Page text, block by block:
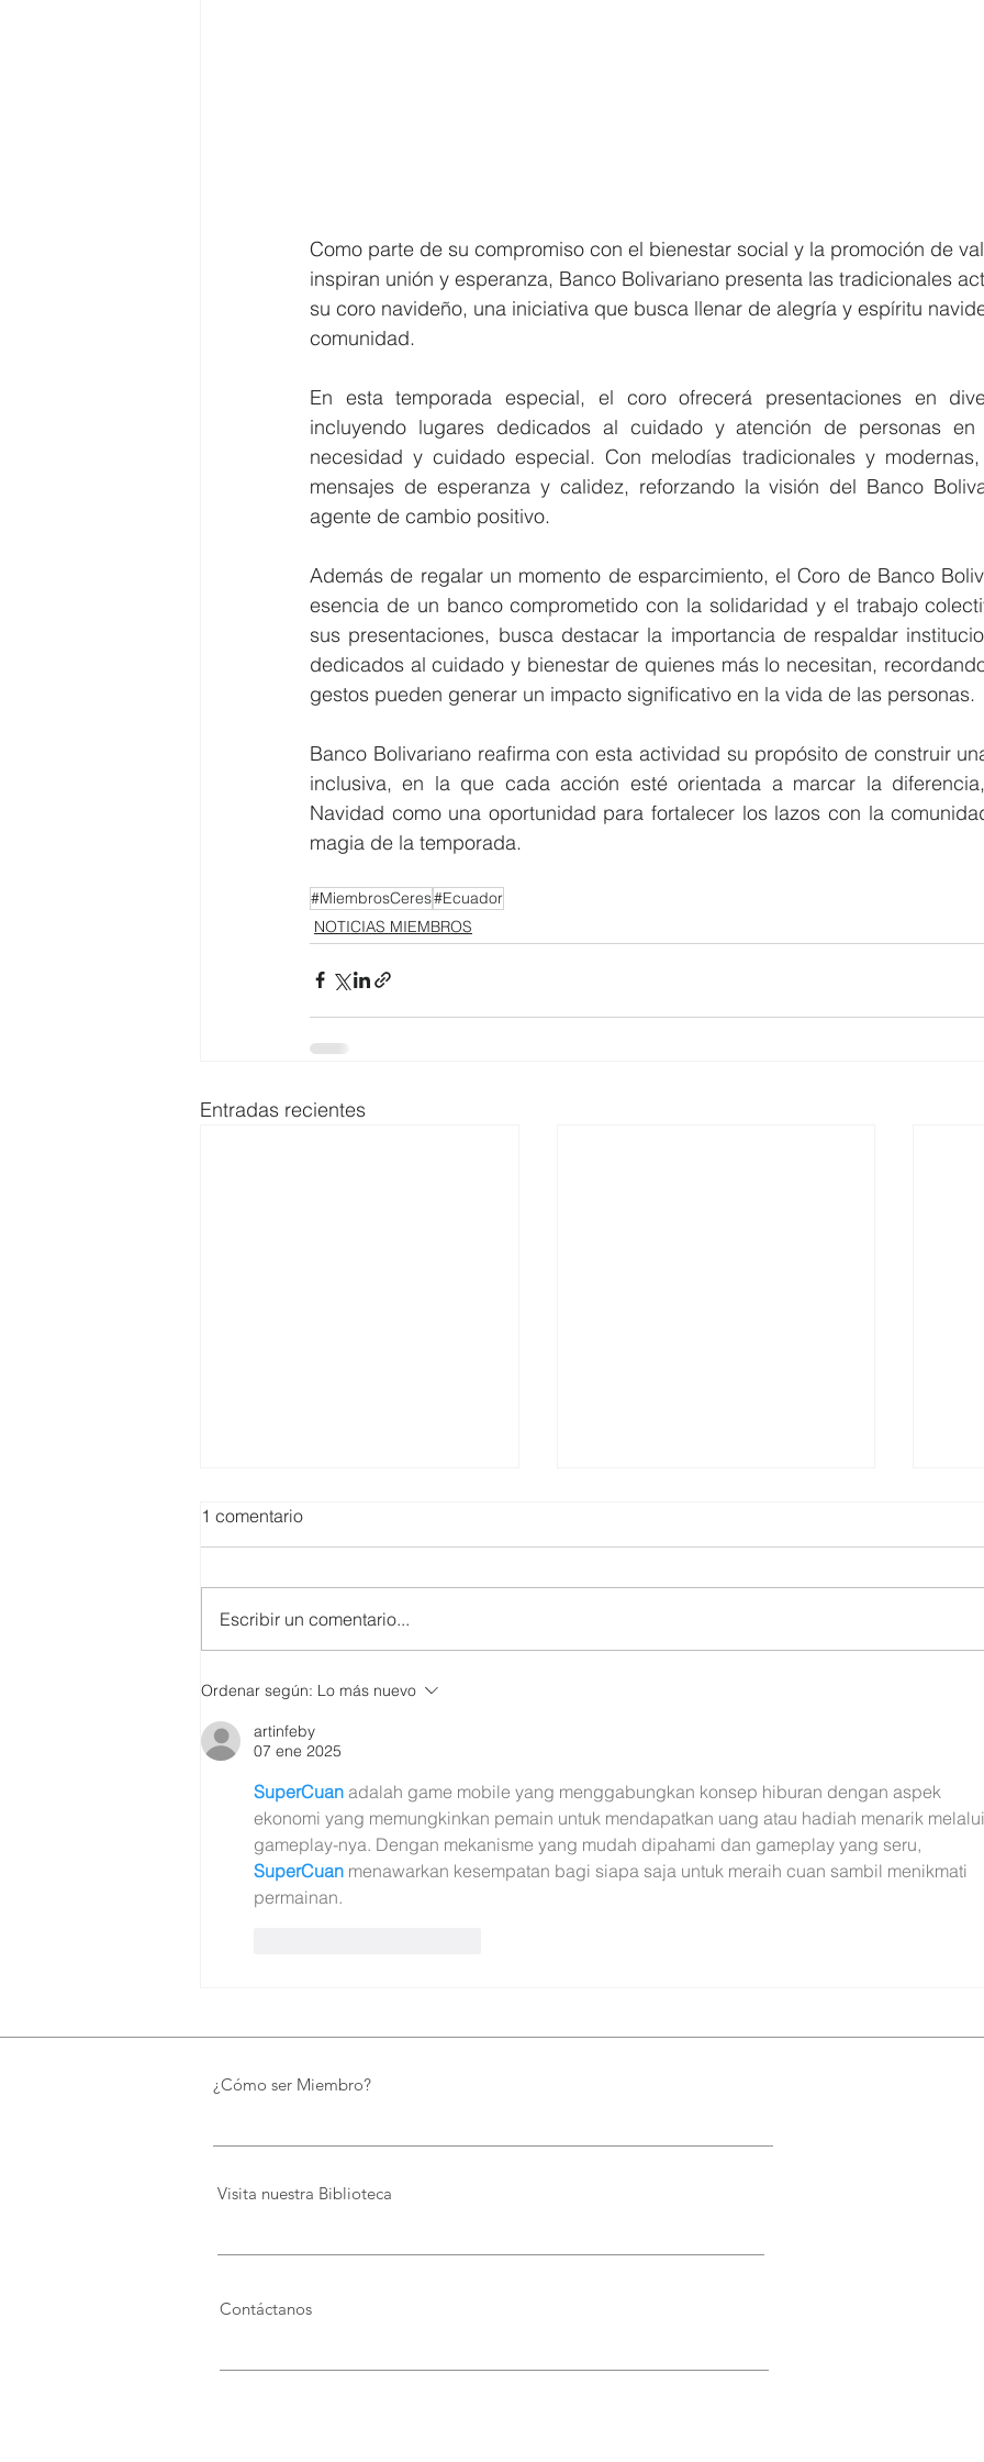
Como parte de su compromiso con el bienestar social y la promoción de
inspiran unión y esperanza, Banco Bolivariano presenta las tradicionales
su coro navideño, una iniciativa que busca llenar de alegría y espíritu
comunidad.
En esta temporada especial, el coro ofrecerá presentaciones en
incluyendo lugares dedicados al cuidado y atención de personas en
necesidad y cuidado especial. Con melodías tradicionales y
mensajes de esperanza y calidez, reforzando la visión del Banco
agente de cambio positivo.
Además de regalar un momento de esparcimiento, el Coro de Banco
esencia de un banco comprometido con la solidaridad y el trabajo
sus presentaciones, busca destacar la importancia de respaldar
dedicados al cuidado y bienestar de quienes más lo necesitan,
gestos pueden generar un impacto significativo en la vida de las personas.
Banco Bolivariano reafirma con esta actividad su propósito de construir
inclusiva, en la que cada acción esté orientada a marcar la
Navidad como una oportunidad para fortalecer los lazos con la
magia de la temporada.
#MiembrosCeres#Ecuador
NOTICIAS MIEMBROS
Entradas recientes
SMARTCO se suma a la
Biblioteca de FUNDACIÓN
FIDAL, un proyecto que
preserva el patrimonio y
democratiza el conocimiento
1 comentario
Escribir un comentario...
Ordenar según: Lo más nuevo
artinfeby
07 ene 2025
SuperCuan adalah game mobile yang menggabungkan konsep hiburan dengan aspek
ekonomi yang memungkinkan pemain untuk mendapatkan uang atau hadiah menarik melalui
gameplay-nya. Dengan mekanisme yang mudah dipahami dan gameplay yang seru,
SuperCuan menawarkan kesempatan bagi siapa saja untuk meraih cuan sambil menikmati
permainan.
¿Cómo ser Miembro?
Visita nuestra Biblioteca
Contáctanos